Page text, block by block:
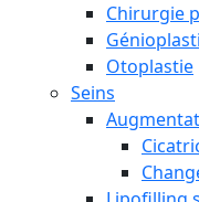
Chirurgie
Otoplastie
Seins